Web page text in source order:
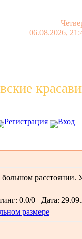
06.08.2026,
Регистрация Вход
расстоянии.
0.0/0 | Дата:
размере